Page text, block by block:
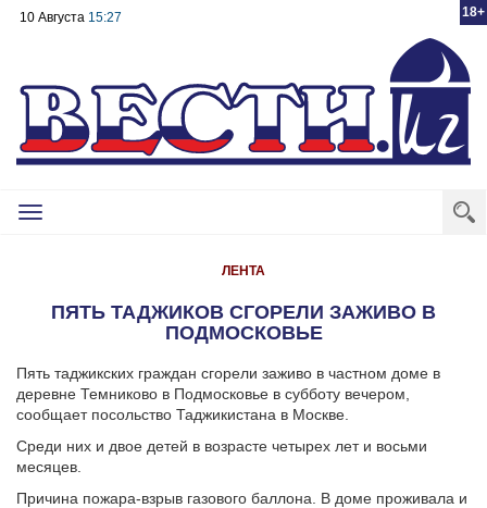
18+
10 Августа 15:27
Toggle
ЛЕНТА
ПЯТЬ ТАДЖИКОВ СГОРЕЛИ ЗАЖИВО В
ПОДМОСКОВЬЕ
Пять таджикских граждан сгорели заживо в частном доме в
деревне Темниково в Подмосковье в субботу вечером,
сообщает посольство Таджикистана в Москве.
Среди них и двое детей в возрасте четырех лет и восьми
месяцев.
Причина пожара-взрыв газового баллона. В доме проживала и